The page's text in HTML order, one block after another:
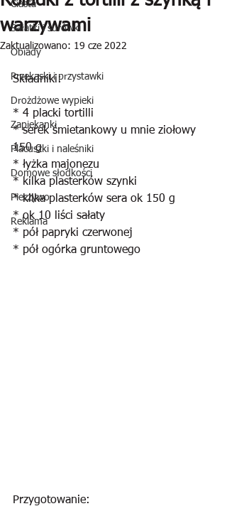
Ciasta
Sałatki i surówki
Obiady
Przekąski i przystawki
Drożdżowe wypieki
Zapiekanki
Placuszki i naleśniki
Domowe słodkości
Pieczywo
Reklama
warzywami
Zaktualizowano: 19 cze 2022
Składniki:
* 4 placki tortilli
* serek śmietankowy u mnie ziołowy
150 g
* łyżka majonezu
* kilka plasterków szynki
* kilka plasterków sera ok 150 g
* ok 10 liści sałaty
* pół papryki czerwonej
* pół ogórka gruntowego
Przygotowanie: